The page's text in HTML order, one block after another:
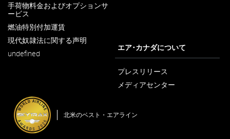
し
ウ
ィ
ン
ド
手荷物料金およびオプションサ
ービス
燃油特別付加運賃
現代奴隷法に関する声明
で
開
undefined
ィ
ン
ウ
開
い
ウ
ィ
ン
ド
ウ
エア･カナダについて
プレスリリース
メディアセンター
北米のベスト・エアライン